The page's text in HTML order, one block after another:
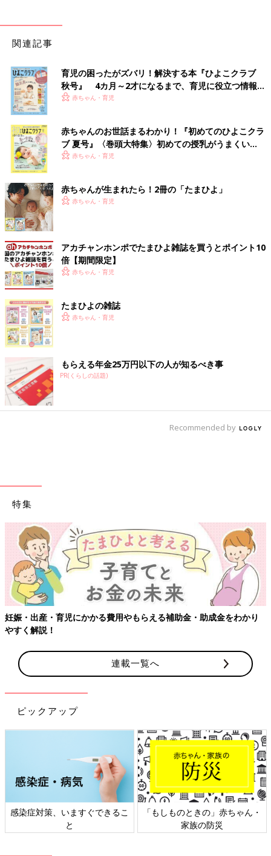
関連記事
育児の困ったがズバリ！解決する本『ひよこクラブ
秋号』 4カ月～2才になるまで、育児に役立つ情報が
いっぱい！
赤ちゃん・育児
赤ちゃんのお世話まるわかり！『初めてのひよこクラ
ブ 夏号』〈巻頭大特集〉初めての授乳がうまくい
く！ おっぱい・ミルクの基本と夏のトラブル 解決テ
赤ちゃん・育児
赤ちゃんが生まれたら！2冊の「たまひよ」
赤ちゃん・育児
アカチャンホンポでたまひよ雑誌を買うとポイント10
倍【期間限定】
赤ちゃん・育児
たまひよの雑誌
赤ちゃん・育児
もらえる年金25万円以下の人が知るべき事
PR(くらしの話題)
Recommended by
特集
・出産・育児にかかる費用やもらえる補助金・助成金をわかり
く解説！
連載一覧へ
ピックアップ
染症対策、いますぐできるこ
「もしものときの」赤ちゃん・
家族の防災